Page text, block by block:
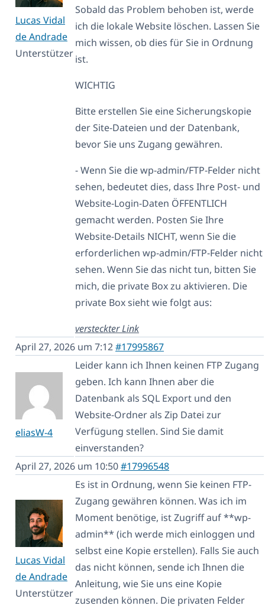
Lucas Vidal
de Andrade
Unterstützer
Sobald das Problem behoben ist, werde
ich die lokale Website löschen. Lassen Sie
mich wissen, ob dies für Sie in Ordnung
ist.
WICHTIG
Bitte erstellen Sie eine Sicherungskopie
der Site-Dateien und der Datenbank,
bevor Sie uns Zugang gewähren.
- Wenn Sie die wp-admin/FTP-Felder nicht
sehen, bedeutet dies, dass Ihre Post- und
Website-Login-Daten ÖFFENTLICH
gemacht werden. Posten Sie Ihre
Website-Details NICHT, wenn Sie die
erforderlichen wp-admin/FTP-Felder nicht
sehen. Wenn Sie das nicht tun, bitten Sie
mich, die private Box zu aktivieren. Die
private Box sieht wie folgt aus:
versteckter Link
April 27, 2026 um 7:12#17995867
eliasW-4
Leider kann ich Ihnen keinen FTP Zugang
geben. Ich kann Ihnen aber die
Datenbank als SQL Export und den
Website-Ordner als Zip Datei zur
Verfügung stellen. Sind Sie damit
einverstanden?
April 27, 2026 um 10:50#17996548
Lucas Vidal
de Andrade
Unterstützer
Es ist in Ordnung, wenn Sie keinen FTP-
Zugang gewähren können. Was ich im
Moment benötige, ist Zugriff auf **wp-
admin** (ich werde mich einloggen und
selbst eine Kopie erstellen). Falls Sie auch
das nicht können, sende ich Ihnen die
Anleitung, wie Sie uns eine Kopie
zusenden können. Die privaten Felder